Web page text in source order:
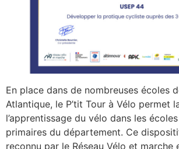
En place dans de nombreuses écoles
Atlantique, le P’tit Tour à Vélo permet
l’apprentissage du vélo dans les
primaires du département. Ce
reconnu par le Réseau Vélo et marche